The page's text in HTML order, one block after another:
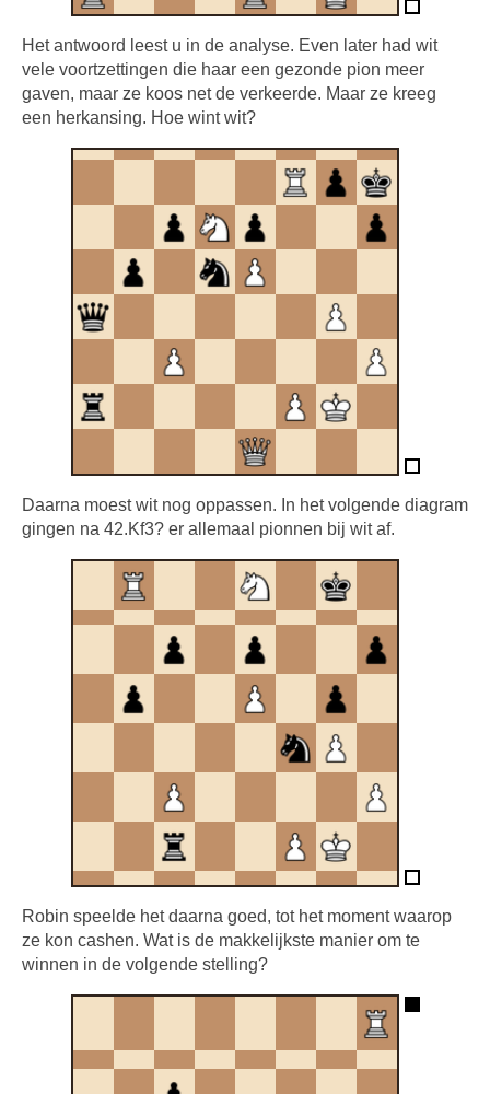
Het antwoord leest u in de analyse. Even later had wit
vele voortzettingen die haar een gezonde pion meer
gaven, maar ze koos net de verkeerde. Maar ze kreeg
een herkansing. Hoe wint wit?
Daarna moest wit nog oppassen. In het volgende diagram
gingen na 42.Kf3? er allemaal pionnen bij wit af.
Robin speelde het daarna goed, tot het moment waarop
ze kon cashen. Wat is de makkelijkste manier om te
winnen in de volgende stelling?